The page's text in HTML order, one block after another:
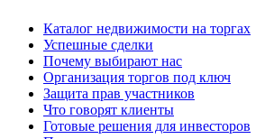
Каталог недвижимости на торгах
Успешные сделки
Почему выбирают нас
Организация торгов под ключ
Защита прав участников
Что говорят клиенты
Готовые решения для инвесторов